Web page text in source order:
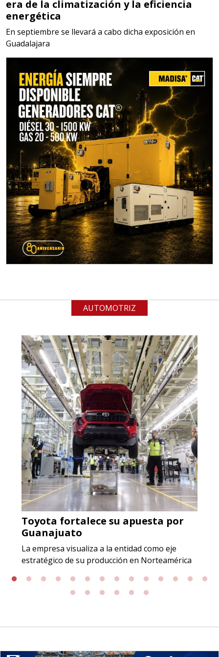
MATERIALES PARA SELLOS DE
BATERÍAS DE LITIO
Especificaciones:
Para vehículos eléctricos.
Requisitos: Garantizar composición
química y origen adecuados
(especialmente para grafito) y
contar con sistemas de calidad y
gestión ambiental.
Aplicar al Requerimiento
Empresa en Jalisco
Requiere:
ALAMBRE DE INCONEL
Especificaciones:
Requisitos: Garantizar composición
química y origen adecuados
(especialmente para grafito) y
Empresa en Jalisco
Requiere:
ACERO INOXIDABLE
Especificaciones:
Incluyendo grado 304. Requisitos:
Garantizar composición química y
origen adecuados (especialmente
para grafito) y contar con sistemas
de calidad y gestión ambiental.
Aplicar al Requerimiento
Empresa en Jalisco
GRAFITO LAMINADO EN
ROLLO
Especificaciones:
era de la climatización y la eficiencia
energética
En septiembre se llevará a cabo dicha exposición en
Guadalajara
AUTOMOTRIZ
Toyota fortalece su apuesta por
Guanajuato
La empresa visualiza a la entidad como eje
estratégico de su producción en Norteamérica